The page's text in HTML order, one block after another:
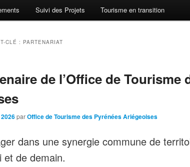
Suivi des Projets Tourisme en transition
CLÉ : PARTENARIAT
de l’Office de Tourisme
parOffice de Tourisme des Pyrénées Ariégeoises
dans une synergie commune de
et de demain.